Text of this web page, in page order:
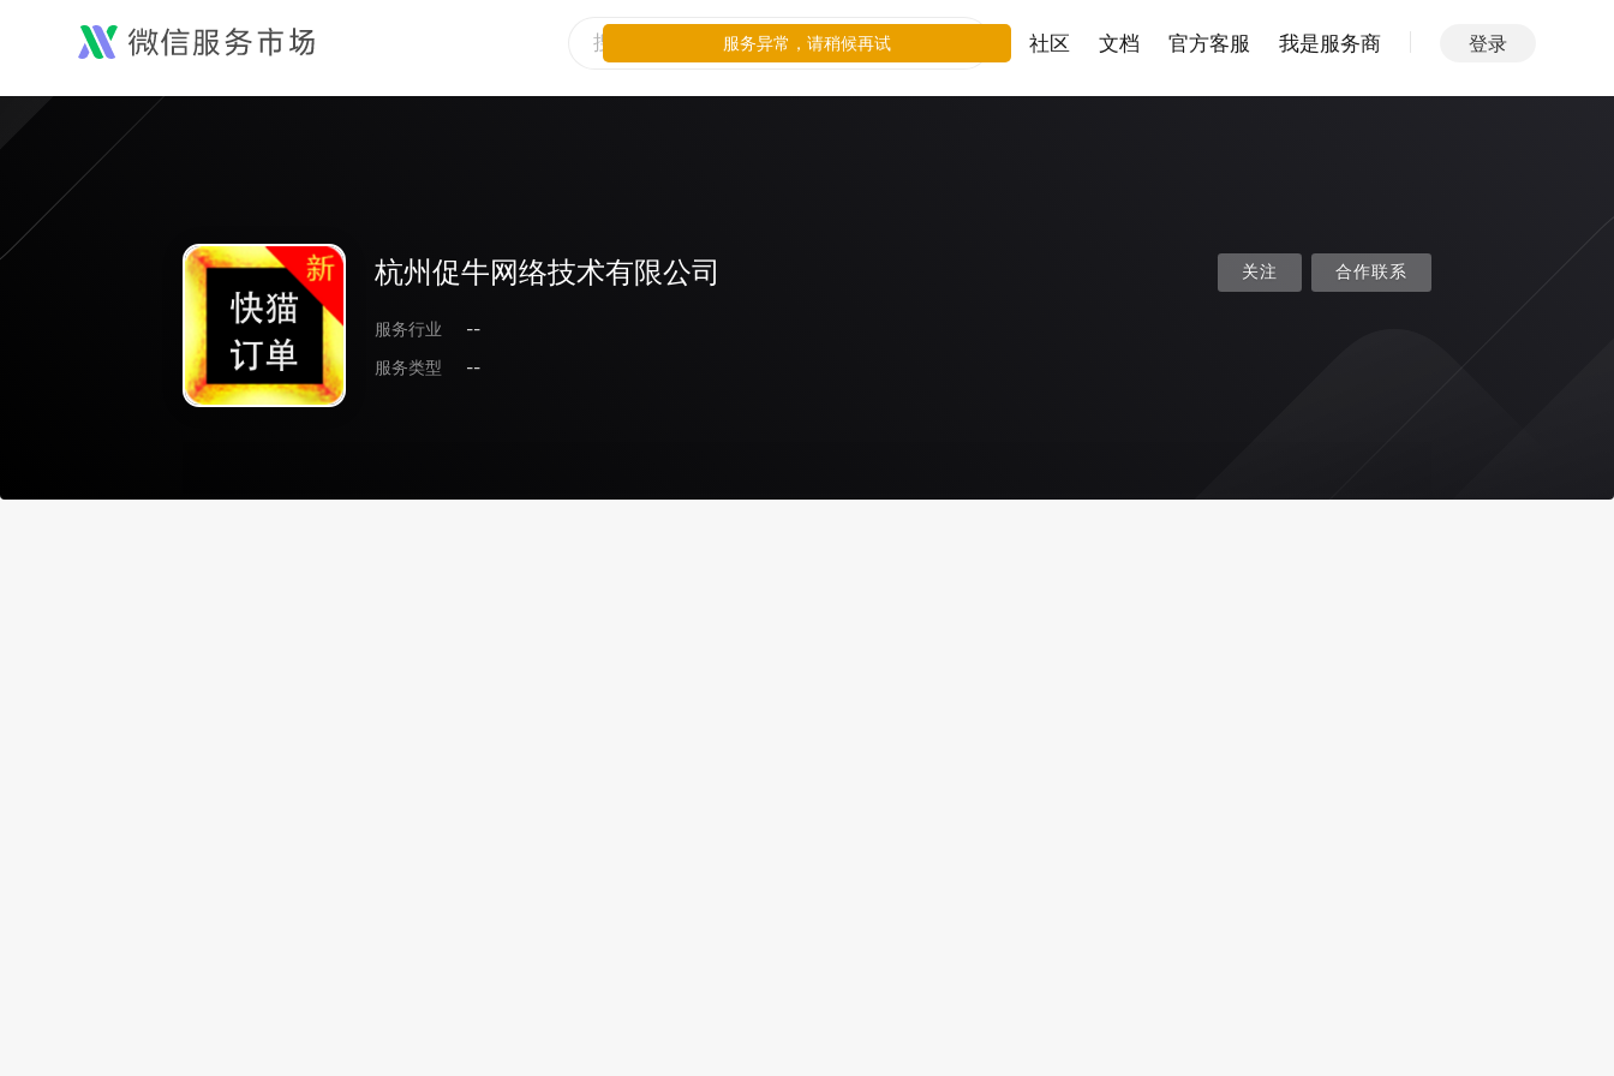
社区 文档 官方客服 我是服务商 登录
杭州促牛网络技术有限公司
服务行业
--
服务类型
--
关注 合作联系
服务异常，请稍候再试